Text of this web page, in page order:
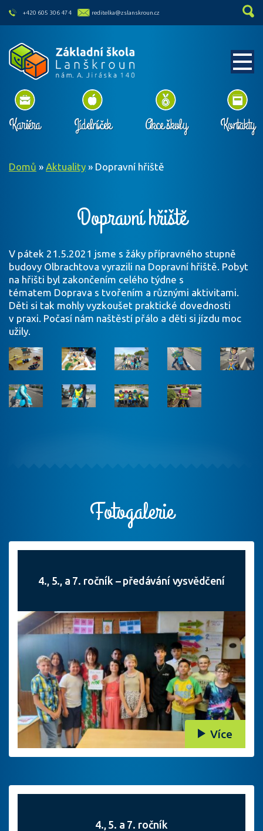
skip to main content
+420 605 306 474 reditelka@zslanskroun.cz
Kariéra Jídelníček Akce školy Kontakty
Domů » Aktuality » Dopravní hřiště
Dopravní hřiště
V pátek 21.5.2021 jsme s žáky přípravného stupně
budovy Olbrachtova vyrazili na Dopravní hřiště. Pobyt
na hřišti byl zakončením celého týdne s
tématem Doprava s tvořením a různými aktivitami.
Děti si tak mohly vyzkoušet praktické dovednosti
v praxi. Počasí nám naštěstí přálo a děti si jízdu moc
užily.
Fotogalerie
4., 5., a 7. ročník – předávání vysvědčení
Více
4., 5. a 7. ročník